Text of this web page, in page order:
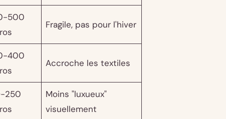
500
Fragile, pas pour l'hiver
400
Accroche les textiles
250
Moins "luxueux"
visuellement